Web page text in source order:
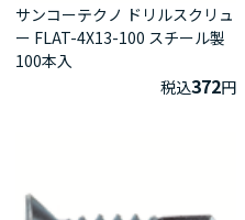
サンコーテクノ ドリルスクリュ
ー FLAT-4X13-100 スチール製
100本入
税込372円